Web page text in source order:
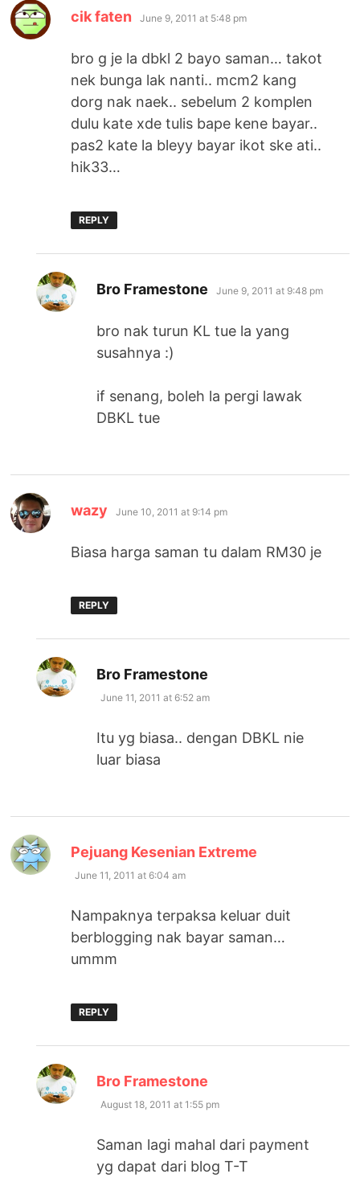
cik faten says:
June 9, 2011 at 5:48 pm
bro g je la dbkl 2 bayo saman… takot
nek bunga lak nanti.. mcm2 kang
dorg nak naek.. sebelum 2 komplen
dulu kate xde tulis bape kene bayar..
pas2 kate la bleyy bayar ikot ske ati..
hik33…
REPLY
Bro Framestone says:
June 9, 2011 at 9:48 pm
bro nak turun KL tue la yang
susahnya :)
if senang, boleh la pergi lawak
DBKL tue
wazy says:
June 10, 2011 at 9:14 pm
Biasa harga saman tu dalam RM30 je
REPLY
Bro Framestone
June 11, 2011 at 6:52 am
Itu yg biasa.. dengan DBKL nie
luar biasa
Pejuang Kesenian Extreme
June 11, 2011 at 6:04 am
Nampaknya terpaksa keluar duit
berblogging nak bayar saman…
ummm
REPLY
Bro Framestone
August 18, 2011 at 1:55 pm
Saman lagi mahal dari payment
yg dapat dari blog T-T